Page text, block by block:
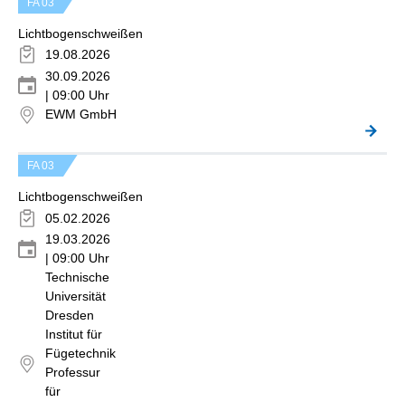
FA 03
Lichtbogenschweißen
19.08.2026
30.09.2026
| 09:00 Uhr
EWM GmbH
FA 03
Lichtbogenschweißen
05.02.2026
19.03.2026
| 09:00 Uhr
Technische
Universität
Dresden
Institut für
Fügetechnik
Professur
für